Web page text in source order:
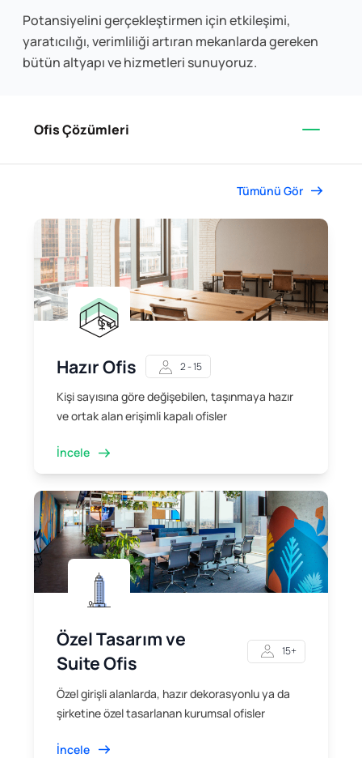
Potansiyelini gerçekleştirmen için etkileşimi,
yaratıcılığı, verimliliği artıran mekanlarda gereken
bütün altyapı ve hizmetleri sunuyoruz.
Ofis Çözümleri
Tümünü Gör
Hazır Ofis 2 - 15
Kişi sayısına göre değişebilen, taşınmaya hazır
ve ortak alan erişimli kapalı ofisler
İncele
Özel Tasarım ve
Suite Ofis
15+
Özel girişli alanlarda, hazır dekorasyonlu ya da
şirketine özel tasarlanan kurumsal ofisler
İncele